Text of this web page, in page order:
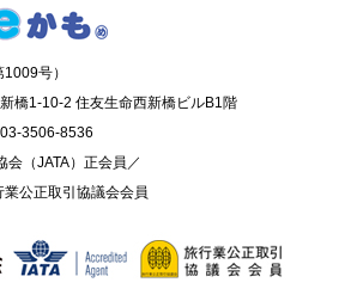
号）
橋1-10-2 住友生命西新橋ビルB1階
3506-8536
会（JATA）正会員／
業公正取引協議会会員